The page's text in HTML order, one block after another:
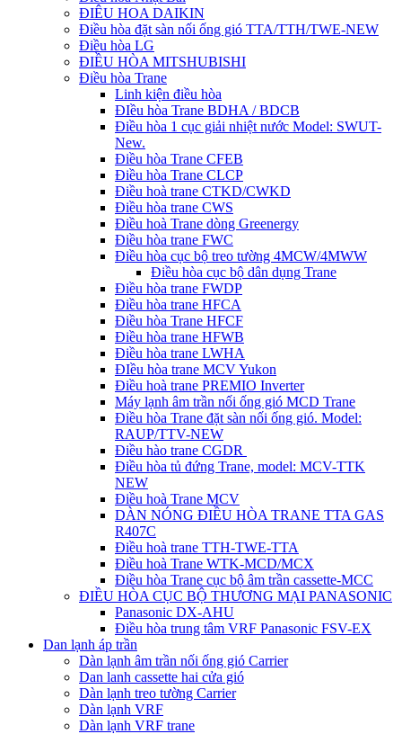
ĐIÊU HOA DAIKIN
Điều hòa đặt sàn nối ống gió TTA/TTH/TWE-NEW
Điều hòa LG
ĐIỀU HÒA MITSHUBISHI
Điều hòa Trane
Linh kiện điều hòa
ĐIều hòa Trane BDHA / BDCB
Điều hòa 1 cục giải nhiệt nước Model: SWUT-
New.
Điều hòa Trane CFEB
Điều hòa Trane CLCP
Điều hoà trane CTKD/CWKD
Điều hòa trane CWS
Điều hoà Trane dòng Greenergy
Điều hòa trane FWC
Điều hòa cục bộ treo tường 4MCW/4MWW
Điều hòa cục bộ dân dụng Trane
Điều hòa trane FWDP
Điều hòa trane HFCA
Điều hòa Trane HFCF
Điều hòa trane HFWB
Điều hòa trane LWHA
ĐIều hòa trane MCV Yukon
Điều hoà trane PREMIO Inverter
Máy lạnh âm trần nối ống gió MCD Trane
Điều hòa Trane đặt sàn nối ống gió. Model:
RAUP/TTV-NEW
Điều hào trane CGDR
Điều hòa tủ đứng Trane, model: MCV-TTK
NEW
Điều hoà Trane MCV
DÀN NÓNG ĐIỀU HÒA TRANE TTA GAS
R407C
Điều hoà trane TTH-TWE-TTA
Điều hoà Trane WTK-MCD/MCX
Điều hòa Trane cục bộ âm trần cassette-MCC
ĐIỀU HÒA CỤC BỘ THƯƠNG MẠI PANASONIC
Panasonic DX-AHU
Điều hòa trung tâm VRF Panasonic FSV-EX
Dan lạnh áp trần
Dàn lạnh âm trần nối ống gió Carrier
Dan lanh cassette hai cửa gió
Dàn lạnh treo tường Carrier
Dàn lạnh VRF
Dàn lạnh VRF trane